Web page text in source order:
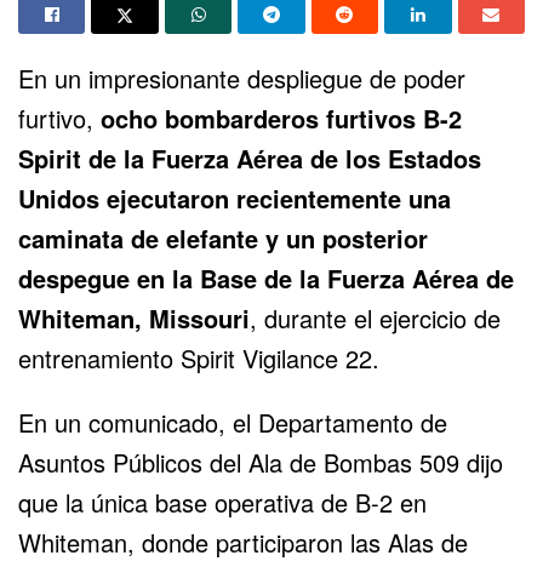
En un impresionante despliegue de poder
furtivo, ocho bombarderos furtivos B-2
Spirit de la Fuerza Aérea de los Estados
Unidos ejecutaron recientemente una
caminata de elefante y un posterior
despegue en la Base de la Fuerza Aérea de
Whiteman, Missouri, durante el ejercicio de
entrenamiento Spirit Vigilance 22.
En un comunicado, el Departamento de
Asuntos Públicos del Ala de Bombas 509 dijo
que la única base operativa de B-2 en
Whiteman, donde participaron las Alas de